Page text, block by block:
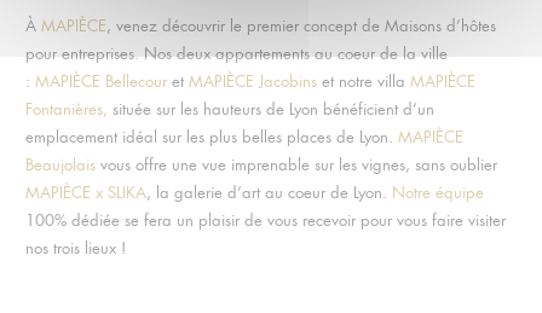
À MAPIÈCE, venez découvrir le premier concept de Maisons d’hôtes
pour entreprises. Nos deux appartements au coeur de la ville
: MAPIÈCE Bellecouret MAPIÈCE Jacobinset notre villa MAPIÈCE
Fontanières, située sur les hauteurs de Lyon bénéficient d’un
emplacement idéal sur les plus belles places de Lyon. MAPIÈCE
Beaujolaisvous offre une vue imprenable sur les vignes, sans oublier
MAPIÈCE x SLIKA, la galerie d’art au coeur de Lyon. Notre équipe
100% dédiée se fera un plaisir de vous recevoir pour vous faire visiter
nos trois lieux !